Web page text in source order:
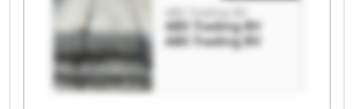
ABS Trading BV
ABS Trading BV
ABS Trading BV